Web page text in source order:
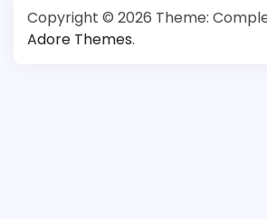
Copyright © 2026 Theme:
Adore Themes.